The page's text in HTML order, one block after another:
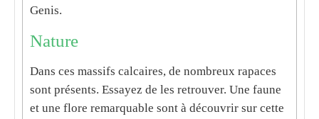
Genis.
Nature
Dans ces massifs calcaires, de nombreux rapaces
sont présents. Essayez de les retrouver. Une faune
et une flore remarquable sont à découvrir sur cette